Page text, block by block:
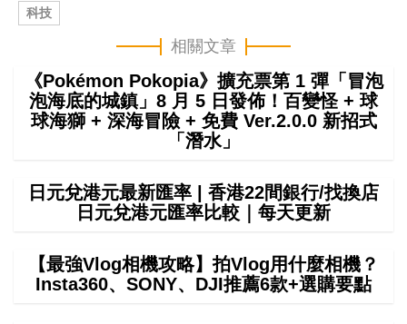
科技
相關文章
《Pokémon Pokopia》擴充票第 1 彈「冒泡
泡海底的城鎮」8 月 5 日發佈！百變怪 + 球
球海獅 + 深海冒險 + 免費 Ver.2.0.0 新招式
「潛水」
日元兌港元最新匯率 | 香港22間銀行/找換店
日元兌港元匯率比較｜每天更新
【最強Vlog相機攻略】拍Vlog用什麼相機？
Insta360、SONY、DJI推薦6款+選購要點